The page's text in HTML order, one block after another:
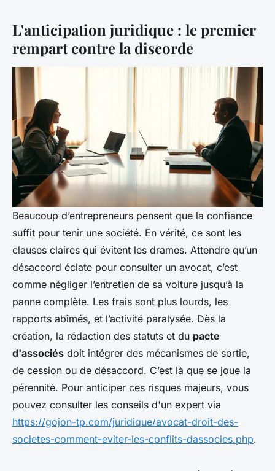
L'anticipation juridique : le premier
rempart contre la discorde
Beaucoup d’entrepreneurs pensent que la confiance
suffit pour tenir une société. En vérité, ce sont les
clauses claires qui évitent les drames. Attendre qu’un
désaccord éclate pour consulter un avocat, c’est
comme négliger l’entretien de sa voiture jusqu’à la
panne complète. Les frais sont plus lourds, les
rapports abîmés, et l’activité paralysée. Dès la
création, la rédaction des statuts et du pacte
d'associés doit intégrer des mécanismes de sortie,
de cession ou de désaccord. C’est là que se joue la
pérennité. Pour anticiper ces risques majeurs, vous
pouvez consulter les conseils d'un expert via
https://gojon-tp.com/juridique/avocat-droit-des-
societes-comment-eviter-les-conflits-dassocies.php.